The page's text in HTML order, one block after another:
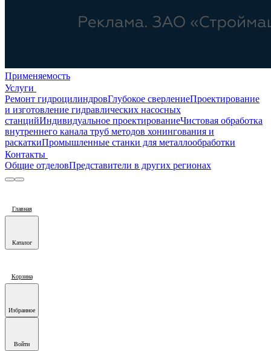
Применяемость
Услуги
Ремонт гидроцилиндровГлубокое сверлениеПроектирование
и изготовление гидравлических насосных
станцийИндивидуальное проектированиеЧистовая обработка
внутреннего канала труб методов хонингования и
раскаткиПромышленные станки для металлообработки
Контакты
Общие отделовПредставители в других регионах
Главная
Каталог
Корзина
Избранное
Войти